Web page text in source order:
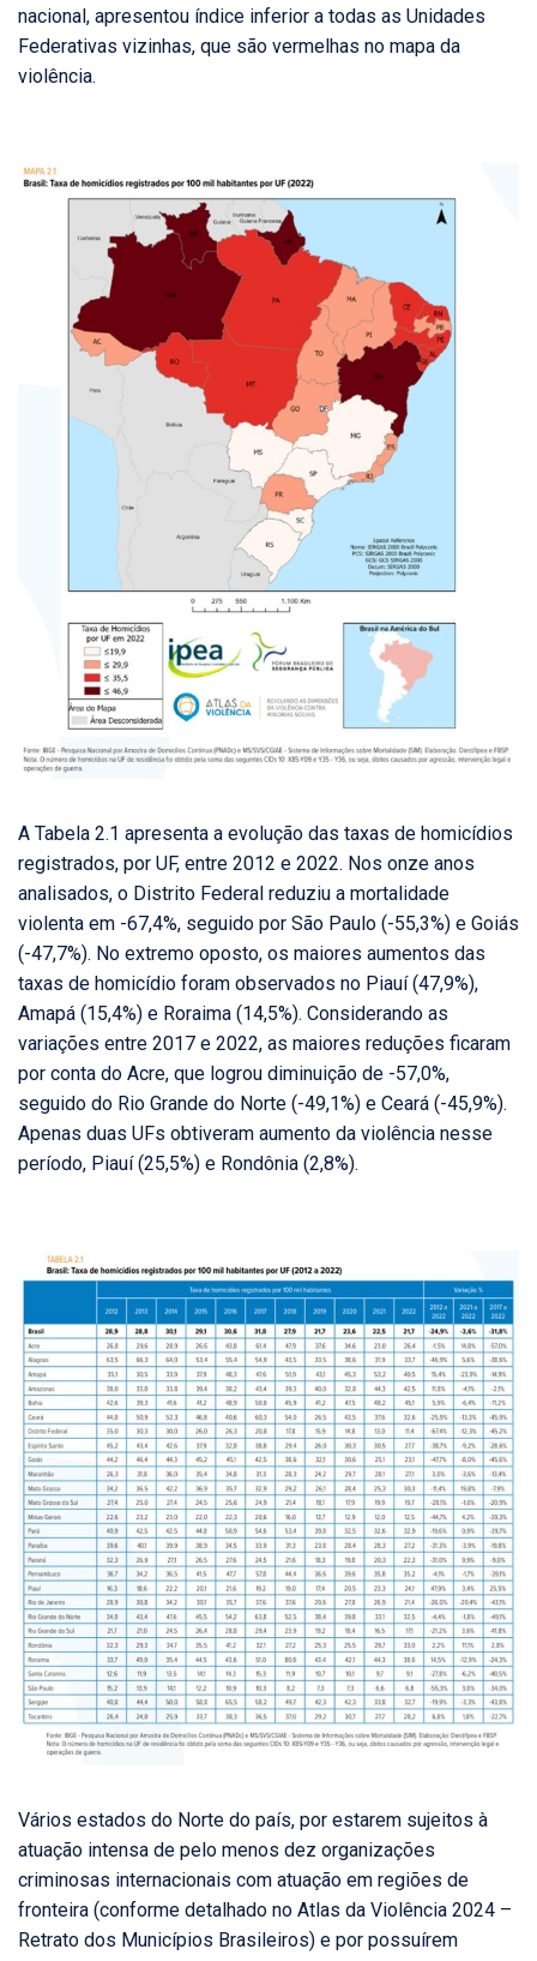
nacional, apresentou índice inferior a todas as Unidades
Federativas vizinhas, que são vermelhas no mapa da
violência.
A Tabela 2.1 apresenta a evolução das taxas de homicídios
registrados, por UF, entre 2012 e 2022. Nos onze anos
analisados, o Distrito Federal reduziu a mortalidade
violenta em -67,4%, seguido por São Paulo (-55,3%) e Goiás
(-47,7%). No extremo oposto, os maiores aumentos das
taxas de homicídio foram observados no Piauí (47,9%),
Amapá (15,4%) e Roraima (14,5%). Considerando as
variações entre 2017 e 2022, as maiores reduções ficaram
por conta do Acre, que logrou diminuição de -57,0%,
seguido do Rio Grande do Norte (-49,1%) e Ceará (-45,9%).
Apenas duas UFs obtiveram aumento da violência nesse
período, Piauí (25,5%) e Rondônia (2,8%).
Vários estados do Norte do país, por estarem sujeitos à
atuação intensa de pelo menos dez organizações
criminosas internacionais com atuação em regiões de
fronteira (conforme detalhado no Atlas da Violência 2024 –
Retrato dos Municípios Brasileiros) e por possuírem